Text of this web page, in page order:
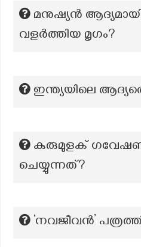
മനുഷ്യൻ
വളർത്തിയ മൃഗം?
ഇന്ത്യയിലെ
കുരുമുളക്
ചെയ്യുന്നത്?
‘നവജീവൻ’